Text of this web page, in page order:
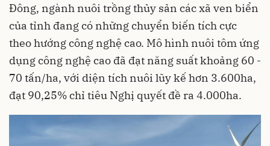
Đông, ngành nuôi trồng thủy sản các xã ven biển
của tỉnh đang có những chuyển biến tích cực
theo hướng công nghệ cao. Mô hình nuôi tôm ứng
dụng công nghệ cao đã đạt năng suất khoảng 60 -
70 tấn/ha, với diện tích nuôi lũy kế hơn 3.600ha,
đạt 90,25% chỉ tiêu Nghị quyết đề ra 4.000ha.